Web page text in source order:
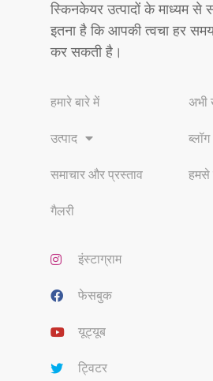
स्किनकेयर उत्पादों के माध्यम से
इतना है कि आपकी त्वचा हर समय
कर सकती है।
हमारे बारे में
उत्पाद
समाचार और प्रस्ताव
गैलरी
अभी
ब्लॉग
हमसे
इंस्टाग्राम
फेसबुक
यूट्यूब
ट्विटर